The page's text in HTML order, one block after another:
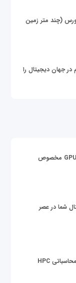
در متاورس (چند متر زمین
جهان دیجیتال را
قیمت سرور گرافیکی | خرید GPU Server مخصوص
شما در عصر